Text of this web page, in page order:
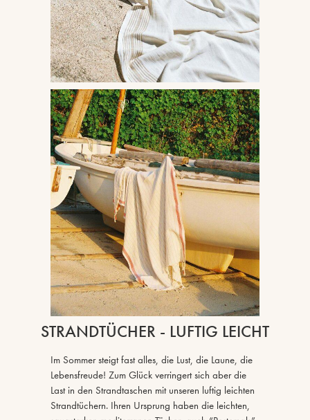
STRANDTÜCHER - LUFTIG LEICHT
Im Sommer steigt fast alles, die Lust, die Laune, die
Lebensfreude! Zum Glück verringert sich aber die
Last in den Strandtaschen mit unseren luftig leichten
Strandtüchern. Ihren Ursprung haben die leichten,